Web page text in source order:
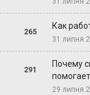
265
Как
31 липня
291
Почему
29 липня